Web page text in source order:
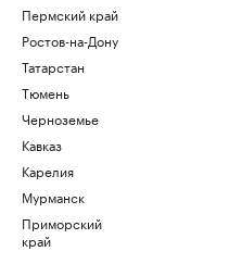
Пермский край
Ростов-на-Дону
Татарстан
Тюмень
Черноземье
Кавказ
Карелия
Мурманск
Приморский
край